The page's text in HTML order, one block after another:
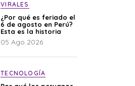
VIRALES
¿Por qué es feriado el
6 de agosto en Perú?
Esta es la historia
05 Ago 2026
TECNOLOGÍA